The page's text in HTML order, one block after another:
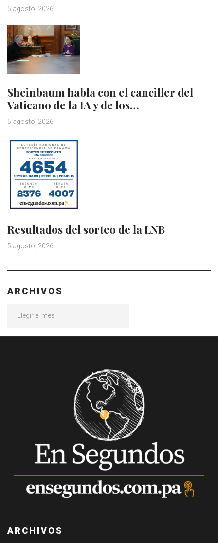
5 agosto, 2026
Sheinbaum habla con el canciller del
Vaticano de la IA y de los…
5 agosto, 2026
Resultados del sorteo de la LNB
5 agosto, 2026
ARCHIVOS
ARCHIVOS